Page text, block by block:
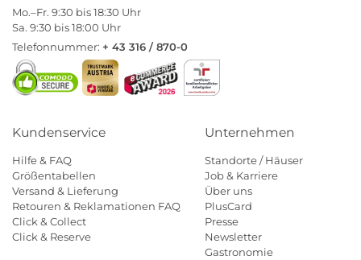
Mo.–Fr. 9:30 bis 18:30 Uhr
Sa. 9:30 bis 18:00 Uhr
Telefonnummer: + 43 316 / 870-0
Kundenservice
Hilfe & FAQ
Größentabellen
Versand & Lieferung
Retouren & Reklamationen FAQ
Click & Collect
Click & Reserve
Unternehmen
Standorte / Häuser
Job & Karriere
Über uns
PlusCard
Presse
Newsletter
Gastronomie